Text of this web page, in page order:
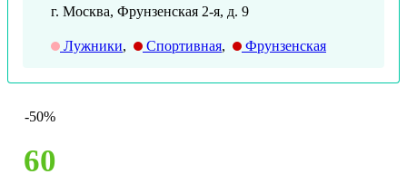
г. Москва, Фрунзенская 2-я, д. 9
Лужники, Спортивная, Фрунзенская
-50%
60